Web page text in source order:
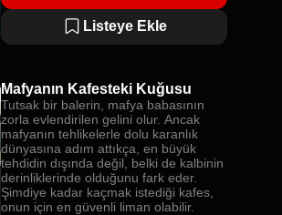
Listeye Ekle
Mafyanın Kafesteki Kuğusu
Tutsak bir balerin, mafya babasının
zorla evlendirilen gelini olur. Ancak
mafyanın tehlikelerle dolu karanlık
dünyasına adım attıkça, en büyük
tehdidin dışında değil, belki de kalbinin
derinliklerinde olduğunu fark eder.
Şimdiye kadar kaçmak istediği kafes,
onun için en güvenli liman olabilir.